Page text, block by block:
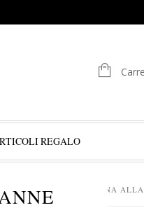
REGALO
RITORNA